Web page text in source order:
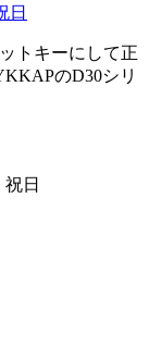
日
トキーにして正
のD30シリ
日